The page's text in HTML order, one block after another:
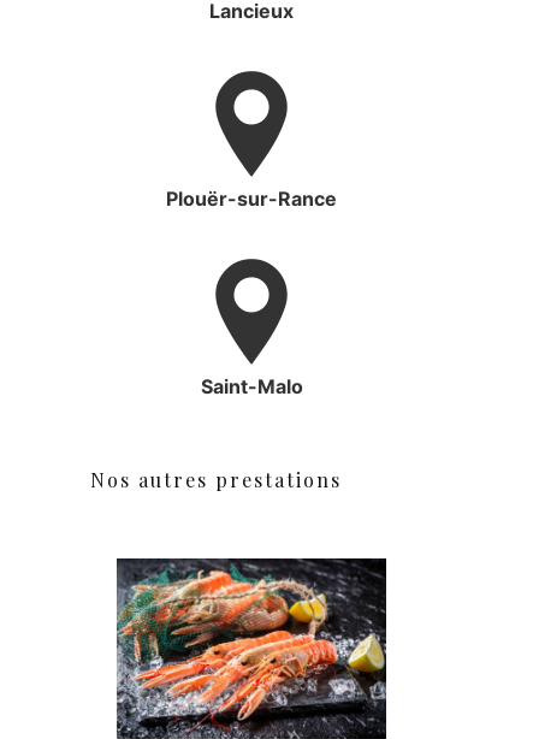
Lancieux
Plouër-sur-Rance
Saint-Malo
Nos autres prestations